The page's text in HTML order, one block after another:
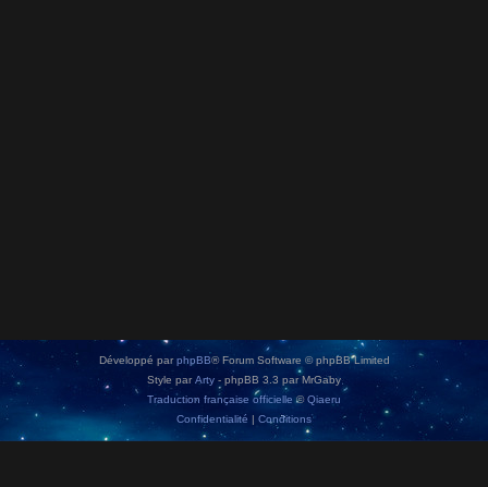
Développé par phpBB® Forum Software © phpBB Limited
Style parArty - phpBB 3.3 par MrGaby
Traduction française officielle ©Qiaeru
Confidentialité | Conditions